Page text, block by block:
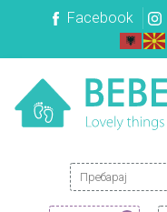
Facebook
Search for: